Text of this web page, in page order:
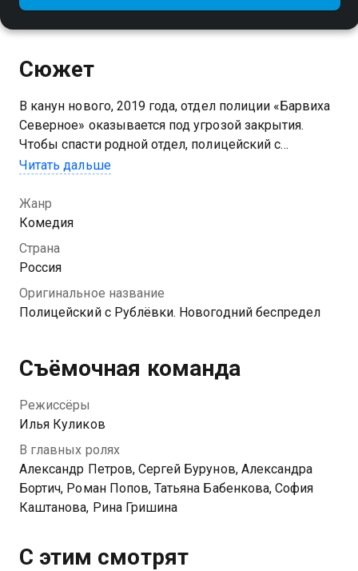
Сюжет
В канун нового, 2019 года, отдел полиции «Барвиха
Северное» оказывается под угрозой закрытия.
Чтобы спасти родной отдел, полицейский с
Рублевки Гриша Измайлов вынужден идти на
ограбить банк, рассчитывая, что коллеги во главе с
Яковлевым раскроют дело, вернут деньги, и все
сохранят работу в следующем году. Но все идет не
так, как задумал Гриша Измайлов...
Читать дальше
Жанр
Комедия
Страна
Россия
Оригинальное название
Полицейский с Рублёвки. Новогодний беспредел
Съёмочная команда
Режиссёры
Илья Куликов
В главных ролях
Александр Петров, Сергей Бурунов, Александра
Бортич, Роман Попов, Татьяна Бабенкова, София
Каштанова, Рина Гришина
С этим смотрят